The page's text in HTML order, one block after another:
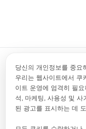
당신의 개인정보를 중요
우리는 웹사이트에서 쿠
이트 운영에 엄격히 필
석, 마케팅, 사용성 및
된 광고를 표시하는 데
문의하기
info.kr@rigol.com ;
02-6953-4466
팔로우